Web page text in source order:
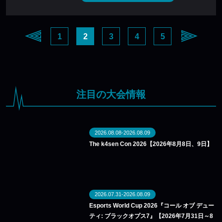
1 2 3 4 5
注目の大会情報
2026.08.08-2026.08.09
The k4sen Con 2026【2026年8月8日、9日】
2026.07.31-2026.08.09
Esports World Cup 2026『コール オブ デュー
ティ: ブラックオプス7』【2026年7月31日～8